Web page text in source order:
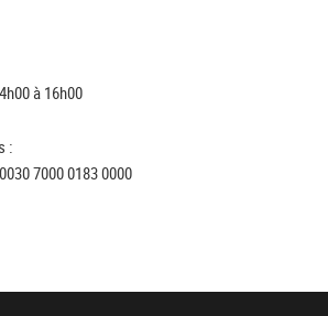
à 16h00
:
7000 0183 0000